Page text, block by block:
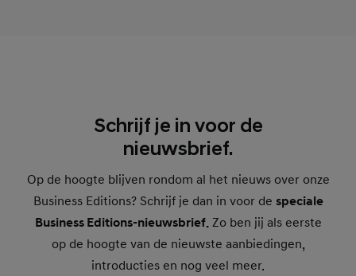
Schrijf je in voor de
nieuwsbrief.
Op de hoogte blijven rondom al het nieuws over onze
Business Editions? Schrijf je dan in voor de speciale
Business Editions-nieuwsbrief.Zo ben jij als eerste
op de hoogte van de nieuwste aanbiedingen,
introducties en nog veel meer.